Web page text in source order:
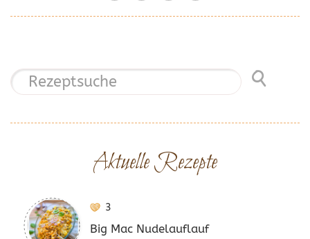
Aktuelle Rezepte
3
Big Mac Nudelauflauf